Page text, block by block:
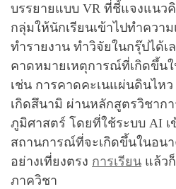
บรรยายแบบ VR ที่ชี้แจงแนว
กลุ่มให้นักเรียนเข้าไปทำควา
ทำรายงาน ทำวิจัยในกรุ๊ปได้เ
คาดหมายเหตุการณ์ที่เกิดขึ้น
เช่น การคาดคะเนแผ่นดินไห
เกิดสึนามิ ผ่านหลักสูตรวิชาก
ภูมิศาสตร์ โดยที่ใช้ระบบ AI เ
สถานการณ์ที่จะเกิดขึ้นในอน
อย่างเที่ยงตรง การเรียน แล้ว
ภาควิชา